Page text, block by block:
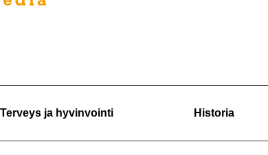
Terveys ja hyvinvointi Historia